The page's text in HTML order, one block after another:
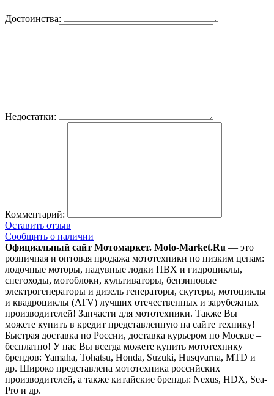
Достоинства:
Недостатки:
Комментарий:
Оставить отзыв
Сообщить о наличии
Официальный сайт Мотомаркет. Moto-Market.Ru — это
розничная и оптовая продажа мототехники по низким ценам:
лодочные моторы, надувные лодки ПВХ и гидроциклы,
снегоходы, мотоблоки, культиваторы, бензиновые
электрогенераторы и дизель генераторы, скутеры, мотоциклы
и квадроциклы (ATV) лучших отечественных и зарубежных
производителей! Запчасти для мототехники. Также Вы
можете купить в кредит представленную на сайте технику!
Быстрая доставка по России, доставка курьером по Москве –
бесплатно! У нас Вы всегда можете купить мототехнику
брендов: Yamaha, Tohatsu, Honda, Suzuki, Husqvarna, MTD и
др. Широко представлена мототехника российских
производителей, а также китайские бренды: Nexus, HDX, Sea-
Pro и др.